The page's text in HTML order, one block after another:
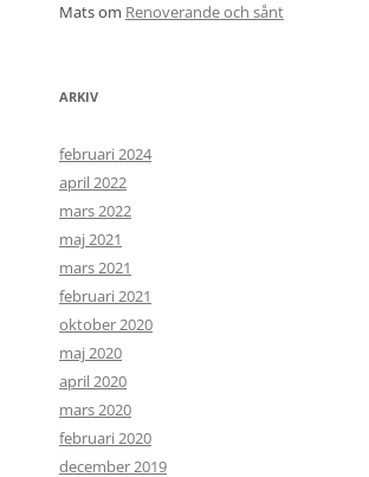
Matsom Renoverande och sånt
ARKIV
februari 2024
april 2022
mars 2022
maj 2021
mars 2021
februari 2021
oktober 2020
maj 2020
april 2020
mars 2020
februari 2020
december 2019